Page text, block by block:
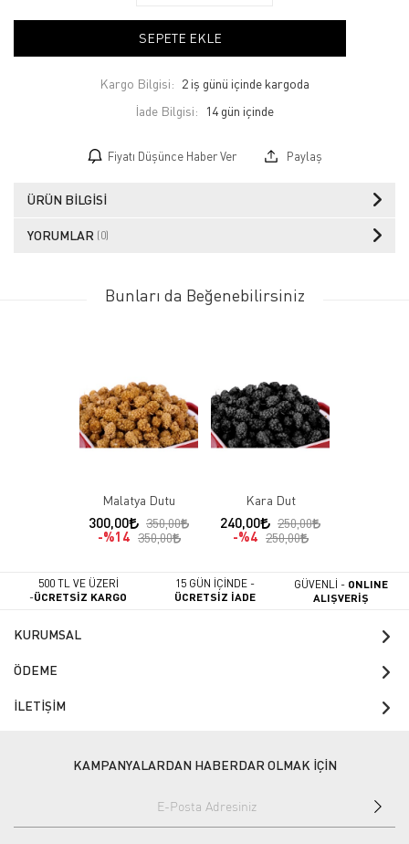
SEPETE EKLE
Kargo Bilgisi: 2 iş günü içinde kargoda
İade Bilgisi:
Fiyatı Düşünce Haber Ver Paylaş
ÜRÜN BILGISI
YORUMLAR (0)
Bunları da Beğenebilirsiniz
Malatya Dutu
300,00
350,00
%14 350,00
Kara Dut
240,00
250,00
%4 250,00
500 TL VE ÜZERİ
-ÜCRETSİZ KARGO
15 GÜN İÇİNDE -
ÜCRETSİZ İADE
GÜVENLİ - ONLINE
ALIŞVERİŞ
KURUMSAL
ÖDEME
İLETİŞİM
KAMPANYALARDAN HABERDAR OLMAK İÇİN